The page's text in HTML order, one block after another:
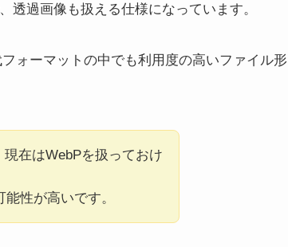
透過画像も扱える仕様になっています。
ォーマットの中でも利用度の高いファイル形
在はWebPを扱っておけ
性が高いです。